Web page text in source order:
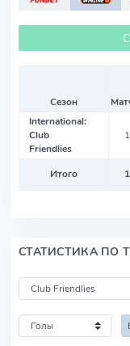
Сезон
International:
Club
Friendlies
1
Итого 1
СТАТИСТИКА ПО